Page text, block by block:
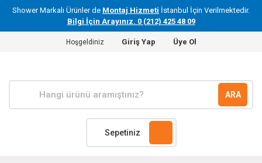
Shower Markalı Ürünler de Montaj Hizmeti İstanbul İçin Verilmektedir.
Bilgi İçin Arayınız. 0 (212) 425 48 09
Hoşgeldiniz Giriş Yap Üye Ol
ARA
Sepetiniz